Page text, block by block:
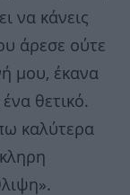
να κάνεις
άρεσε ούτε
μου, έκανα
θετικό.
καλύτερα